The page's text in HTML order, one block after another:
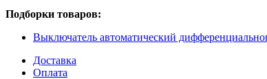
Подборки товаров:
Выключатель автоматический
Доставка
Оплата